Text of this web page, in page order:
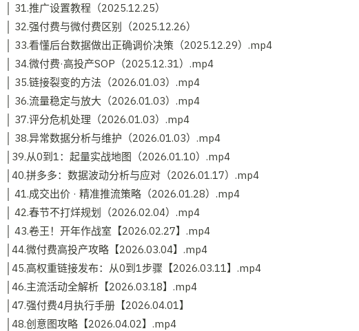
│ 31.推广设置教程（2025.12.25）
│ 32.强付费与微付费区别（2025.12.26）
│ 33.看懂后台数据做出正确调价决策（2025.12.29）.mp4
│ 34.微付费·高投产SOP（2025.12.31）.mp4
│ 35.链接裂变的方法（2026.01.03）.mp4
│ 36.流量稳定与放大（2026.01.03）.mp4
│ 37.评分危机处理（2026.01.03）.mp4
│ 38.异常数据分析与维护（2026.01.03）.mp4
│39.从0到1：起量实战地图（2026.01.10）.mp4
│40.拼多多：数据波动分析与应对（2026.01.17）.mp4
│ 41.成交出价 · 精准推流策略（2026.01.28）.mp4
│ 42.春节不打烊规划（2026.02.04）.mp4
│ 43.卷王！开年作战室【2026.02.27】.mp4
│44.微付费高投产攻略【2026.03.04】.mp4
│45.高权重链接发布：从0到1步骤【2026.03.11】.mp4
│46.主流活动全解析【2026.03.18】.mp4
│47.强付费4月执行手册【2026.04.01】
│48.创意图攻略【2026.04.02】.mp4